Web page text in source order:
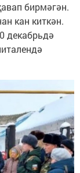
бирмәгән.
кан киткән.
декабрьдә